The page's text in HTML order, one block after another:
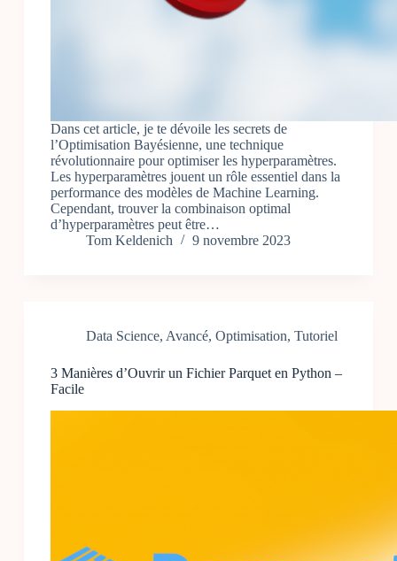
Dans cet article, je te dévoile les secrets de
l’Optimisation Bayésienne, une technique
révolutionnaire pour optimiser les hyperparamètres.
Les hyperparamètres jouent un rôle essentiel dans la
performance des modèles de Machine Learning.
Cependant, trouver la combinaison optimal
d’hyperparamètres peut être…
Tom Keldenich
9 novembre 2023
Data Science, Avancé, Optimisation, Tutoriel
3 Manières d’Ouvrir un Fichier Parquet en Python –
Facile